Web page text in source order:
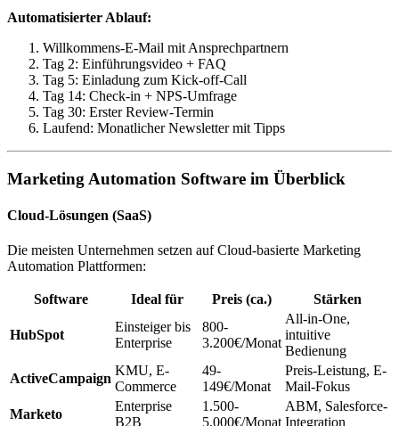
Automatisierter Ablauf:
Willkommens-E-Mail mit Ansprechpartnern
Tag 2: Einführungsvideo + FAQ
Tag 5: Einladung zum Kick-off-Call
Tag 14: Check-in + NPS-Umfrage
Tag 30: Erster Review-Termin
Laufend: Monatlicher Newsletter mit Tipps
Marketing Automation Software im Überblick
Cloud-Lösungen (SaaS)
Die meisten Unternehmen setzen auf Cloud-basierte Marketing
Automation Plattformen:
Software Ideal für Preis (ca.) Stärken
HubSpot
Einsteiger bis
Enterprise
800-
3.200€/Monat
All-in-One,
intuitive
Bedienung
ActiveCampaign
KMU, E-
Commerce
49-
149€/Monat
Preis-Leistung, E-
Mail-Fokus
Marketo
Enterprise
B2B
1.500-
5.000€/Monat
ABM, Salesforce-
Integration